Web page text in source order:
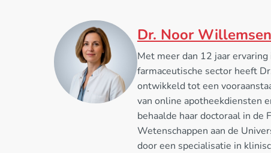
Dr. Noor Willemsen
Met meer dan 12 jaar
farmaceutische sector heeft
ontwikkeld tot een
van online apotheekdiensten
behaalde haar doctoraal in de
Wetenschappen aan de
door een specialisatie in